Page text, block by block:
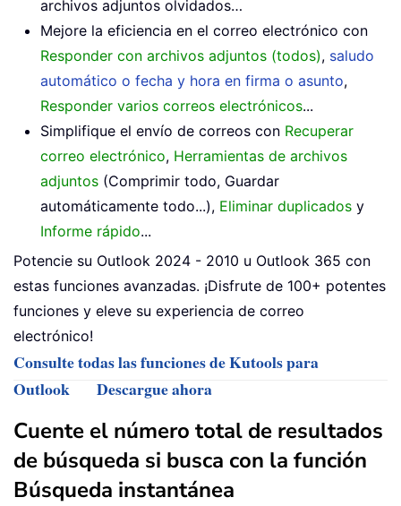
archivos adjuntos olvidados…
Mejore la eficiencia en el correo electrónico con
Responder con archivos adjuntos (todos), saludo
automático o fecha y hora en firma o asunto,
Responder varios correos electrónicos...
Simplifique el envío de correos con Recuperar
correo electrónico, Herramientas de archivos
adjuntos (Comprimir todo, Guardar
automáticamente todo...), Eliminar duplicados y
Informe rápido...
Potencie su Outlook 2024 - 2010 u Outlook 365 con
estas funciones avanzadas. ¡Disfrute de 100+ potentes
funciones y eleve su experiencia de correo
electrónico!
Consulte todas las funciones de Kutools para
Outlook
Descargue ahora
Cuente el número total de resultados
de búsqueda si busca con la función
Búsqueda instantánea